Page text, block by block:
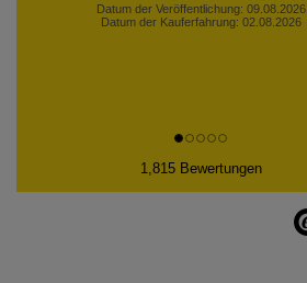
Datum der Veröffentlichung: 09.08.2026
Datum der Kauferfahrung: 02.08.2026
1,815 Bewertungen